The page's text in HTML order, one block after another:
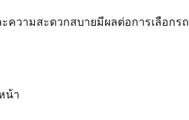
ความสะดวกสบายมีผลต่อการเลือกรถ
น้า